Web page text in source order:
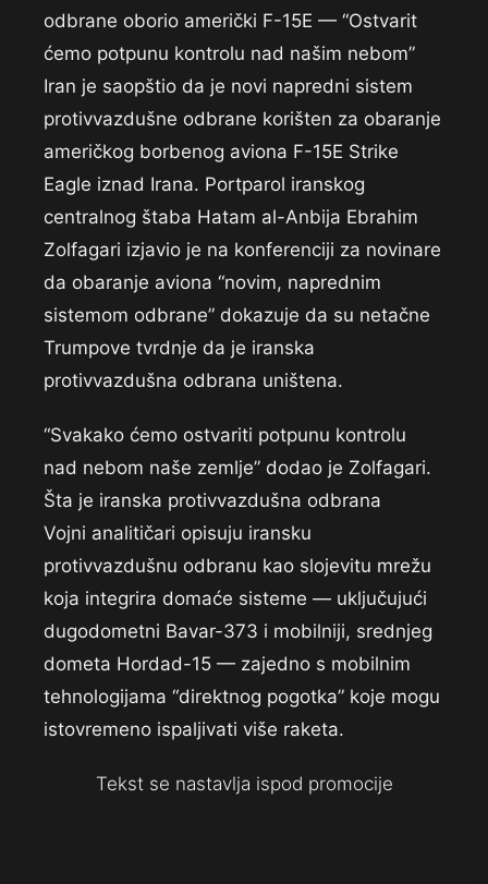
odbrane oborio američki F-15E — “Ostvarit
ćemo potpunu kontrolu nad našim nebom”
Iran je saopštio da je novi napredni sistem
protivvazdušne odbrane korišten za obaranje
američkog borbenog aviona F-15E Strike
Eagle iznad Irana. Portparol iranskog
centralnog štaba Hatam al-Anbija Ebrahim
Zolfagari izjavio je na konferenciji za novinare
da obaranje aviona “novim, naprednim
sistemom odbrane” dokazuje da su netačne
Trumpove tvrdnje da je iranska
protivvazdušna odbrana uništena.
“Svakako ćemo ostvariti potpunu kontrolu
nad nebom naše zemlje” dodao je Zolfagari.
Šta je iranska protivvazdušna odbrana
Vojni analitičari opisuju iransku
protivvazdušnu odbranu kao slojevitu mrežu
koja integrira domaće sisteme — uključujući
dugodometni Bavar-373 i mobilniji, srednjeg
dometa Hordad-15 — zajedno s mobilnim
tehnologijama “direktnog pogotka” koje mogu
istovremeno ispaljivati više raketa.
Tekst se nastavlja ispod promocije